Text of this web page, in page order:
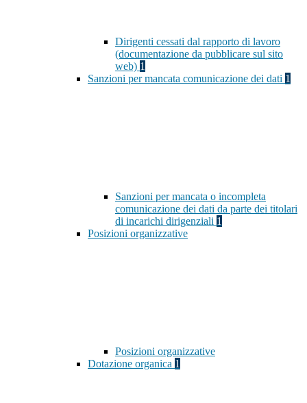
Dirigenti cessati dal rapporto di lavoro
(documentazione da pubblicare sul sito
web) 1
Sanzioni per mancata comunicazione dei dati 1
Sanzioni per mancata o incompleta
comunicazione dei dati da parte dei titolari
di incarichi dirigenziali 1
Posizioni organizzative
Posizioni organizzative
Dotazione organica 1